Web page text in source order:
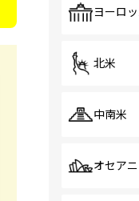
ヨーロ
北米
中南米
オセア